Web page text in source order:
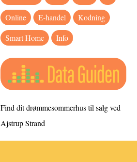
Online
E-handel
Kodning
Smart Home
Info
Find dit drømmesommerhus til salg ved
Ajstrup Strand